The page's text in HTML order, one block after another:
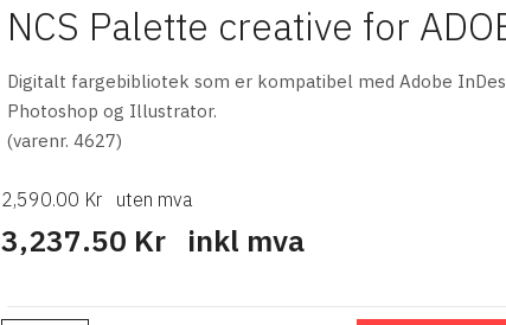
NCS Palette creative for
Digitalt fargebibliotek som er kompatibel med Adobe
Photoshop og Illustrator.
(varenr. 4627)
2,590.00 Kr uten mva
3,237.50 Kr inkl mva